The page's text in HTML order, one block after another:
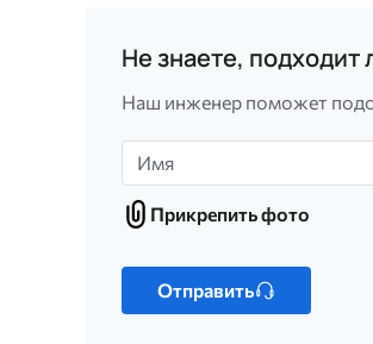
Не знаете, подходит
Наш инженер поможет
Имя
Прикрепить
Прикрепить фото
один
файл.
Отправить